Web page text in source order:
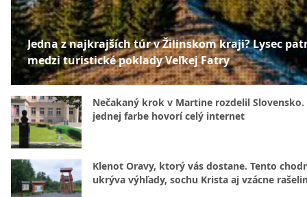
Jedna z najkrajších túr v Žilinskom kraji? Lysec
medzi turistické poklady Veľkej Fatry
Nečakaný krok v Martine rozdelil Slovensko.
jednej farbe hovorí celý internet
Klenot Oravy, ktorý vás dostane. Tento
ukrýva výhľady, sochu Krista aj vzácne